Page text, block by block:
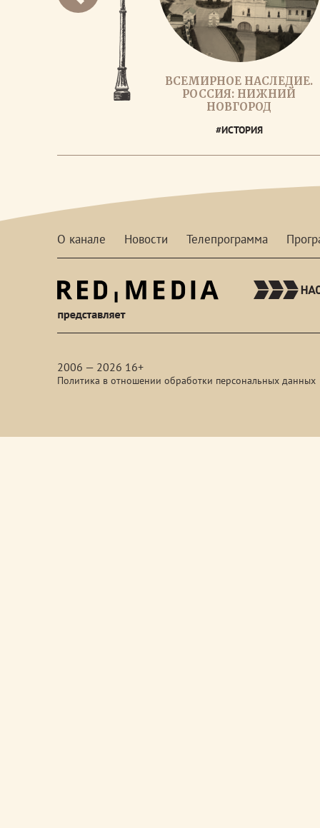
ВСЕМИРНОЕ НАСЛЕДИЕ.
РОССИЯ: НИЖНИЙ
НОВГОРОД
#ИСТОРИЯ
О канале Новости Телепрограмма
2006 — 2026 16+
Политика в отношении обработки персональных данных